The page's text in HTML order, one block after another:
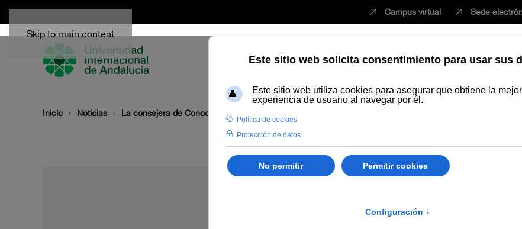
Skip to main content
Campus virtual Sede
EstudiarInnovaciónVida
Inicio Noticias La consejera de Conocimiento, Investigación y Universidades destaca el acercamiento a la sociedad de